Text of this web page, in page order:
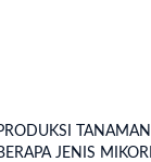
TANAMAN
JENIS